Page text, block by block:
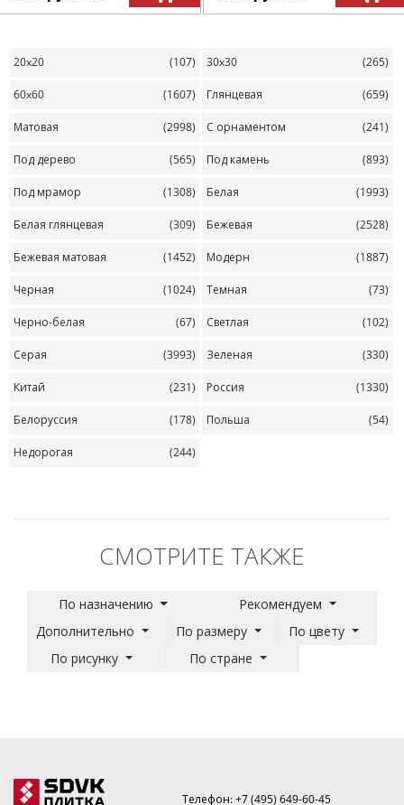
20x20 (107) 30x30 (265)
60x60 (1607) Глянцевая (659)
Матовая (2998) С орнаментом (241)
Под дерево (565) Под камень (893)
Под мрамор (1308) Белая (1993)
Белая глянцевая (309) Бежевая (2528)
Бежевая матовая (1452) Модерн (1887)
Черная (1024) Темная (73)
Черно-белая (67) Светлая (102)
Серая (3993) Зеленая (330)
Китай (231) Россия (1330)
Белоруссия (178) Польша (54)
Недорогая (244)
СМОТРИТЕ ТАКЖЕ
По назначению
Рекомендуем
Дополнительно
По размеру
По цвету
По рисунку
По стране
Телефон:+7 (495) 649-60-45